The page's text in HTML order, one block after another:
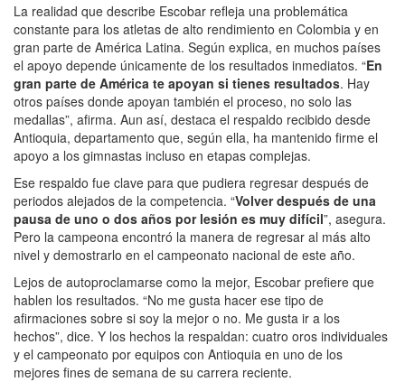
La realidad que describe Escobar refleja una problemática
constante para los atletas de alto rendimiento en Colombia y en
gran parte de América Latina. Según explica, en muchos países
el apoyo depende únicamente de los resultados inmediatos. “En
gran parte de América te apoyan si tienes resultados. Hay
otros países donde apoyan también el proceso, no solo las
medallas”, afirma. Aun así, destaca el respaldo recibido desde
Antioquia, departamento que, según ella, ha mantenido firme el
apoyo a los gimnastas incluso en etapas complejas.
Ese respaldo fue clave para que pudiera regresar después de
periodos alejados de la competencia. “Volver después de una
pausa de uno o dos años por lesión es muy difícil”, asegura.
Pero la campeona encontró la manera de regresar al más alto
nivel y demostrarlo en el campeonato nacional de este año.
Lejos de autoproclamarse como la mejor, Escobar prefiere que
hablen los resultados. “No me gusta hacer ese tipo de
afirmaciones sobre si soy la mejor o no. Me gusta ir a los
hechos”, dice. Y los hechos la respaldan: cuatro oros individuales
y el campeonato por equipos con Antioquia en uno de los
mejores fines de semana de su carrera reciente.